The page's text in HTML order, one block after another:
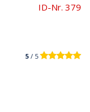
ID-Nr. 379
5 / 5